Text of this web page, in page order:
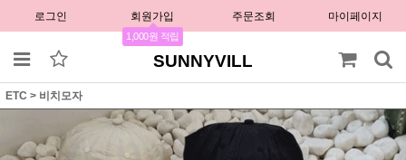
로그인 회원가입
1,000원 적립
주문조회 마이페이지
SUNNYVILL
ETC > 비치모자